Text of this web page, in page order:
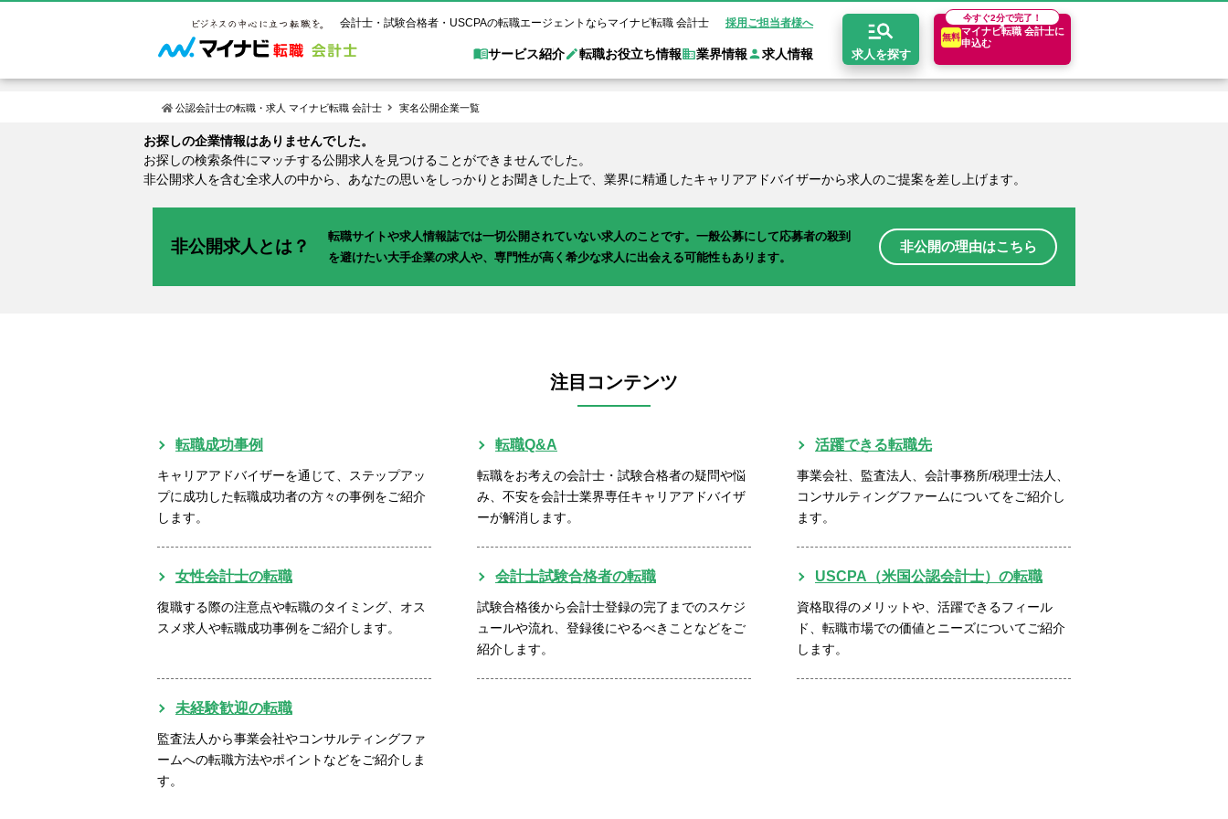
会計士・試験合格者・USCPAの転職エージェントならマイナビ転職 会計士 採用ご担当者様へ
求人を探す
今すぐ2分で完了！
無料
マイナビ転職 会計士に
申込む
サービス紹介
サービス紹介
マイナビ転職 会計士とは？
ご利用ガイド
ご利用の流れ
Web面談サービス
個別転職相談会・セミナー
転職成功事例
アクセスマップ
転職お役立ち情報
転職お役立ち情報
ご状況別転職ガイド
はじめての転職の方へ
2回目以降の転職の方へ 未経験分野への転職
会計士・試験合格者の転職Q&A
WEB面接完全ガイド
キャリア診断
業界情報
業界情報
会計士試験情報
試験科目一覧
試験合格後の流れ
会計士が活躍できる転職先
監査法人
会計事務所・税理士法人
求人情報
保有資格別求人情報
公認会計士試験合格
USCPA（米国公認会計士）
業界別求人情報
会計事務所・税理士法人 事業会社
関西
東海
公認会計士の転職・求人 マイナビ転職 会計士 実名公開企業一覧
お探しの企業情報はありませんでした。
お探しの検索条件にマッチする公開求人を見つけることができませんでした。
非公開求人を含む全求人の中から、あなたの思いをしっかりとお聞きした上で、業界に精通したキャリアアドバイザーから求人のご提案を差し上げます。
非公開求人とは？
転職サイトや求人情報誌では一切公開されていない求人のことです。一般公募にして応募者の殺到
を避けたい大手企業の求人や、専門性が高く希少な求人に出会える可能性もあります。
非公開の理由はこちら
注目コンテンツ
転職成功事例
キャリアアドバイザーを通じて、ステップアッ
プに成功した転職成功者の方々の事例をご紹介
します。
転職Q&A
転職をお考えの会計士・試験合格者の疑問や悩
み、不安を会計士業界専任キャリアアドバイザ
ーが解消します。
活躍できる転職先
事業会社、監査法人、会計事務所/税理士法人、
コンサルティングファームについてをご紹介し
ます。
女性会計士の転職
復職する際の注意点や転職のタイミング、オス
スメ求人や転職成功事例をご紹介します。
会計士試験合格者の転職
試験合格後から会計士登録の完了までのスケジ
ュールや流れ、登録後にやるべきことなどをご
紹介します。
USCPA（米国公認会計士）の転職
資格取得のメリットや、活躍できるフィール
ド、転職市場での価値とニーズについてご紹介
します。
未経験歓迎の転職
監査法人から事業会社やコンサルティングファ
ームへの転職方法やポイントなどをご紹介しま
す。